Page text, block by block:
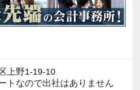
務の学習会あり
す社員が多数
けた採用
上野1-19-10
トなので出社はありません